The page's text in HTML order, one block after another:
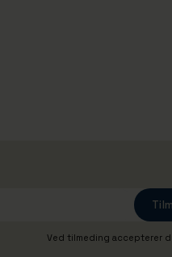
Ved tilmeding accepterer